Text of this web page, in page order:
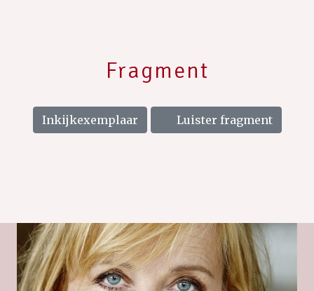
Fragment
Inkijkexemplaar Luister fragment